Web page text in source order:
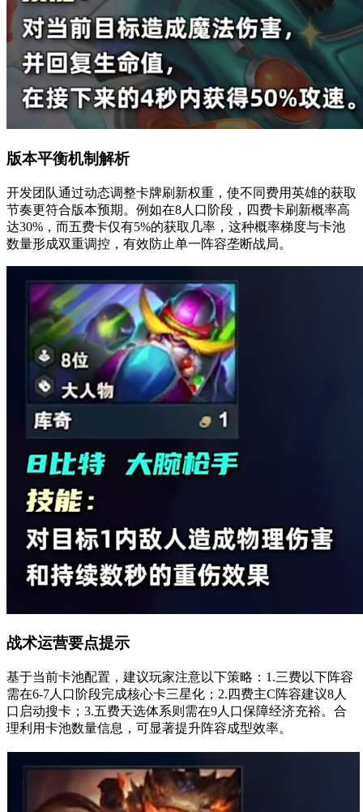
版本平衡机制解析
开发团队通过动态调整卡牌刷新权重，使不同费用英雄的获取
节奏更符合版本预期。例如在8人口阶段，四费卡刷新概率高
达30%，而五费卡仅有5%的获取几率，这种概率梯度与卡池
数量形成双重调控，有效防止单一阵容垄断战局。
战术运营要点提示
基于当前卡池配置，建议玩家注意以下策略：1.三费以下阵容
需在6-7人口阶段完成核心卡三星化；2.四费主C阵容建议8人
口启动搜卡；3.五费天选体系则需在9人口保障经济充裕。合
理利用卡池数量信息，可显著提升阵容成型效率。